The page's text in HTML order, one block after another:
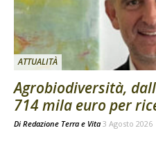
ATTUALITÀ
Agrobiodiversità,
714 mila euro per
Di Redazione Terra e Vita 3 Agosto 2026